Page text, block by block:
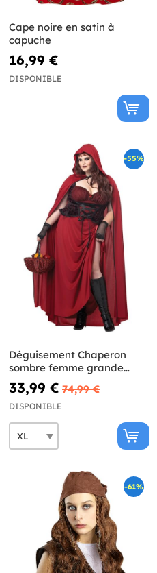
Cape noire en satin à
capuche
16,99 €
DISPONIBLE
-55%
Déguisement Chaperon
sombre femme grande
taille
33,99 € 74,99 €
DISPONIBLE
-61%